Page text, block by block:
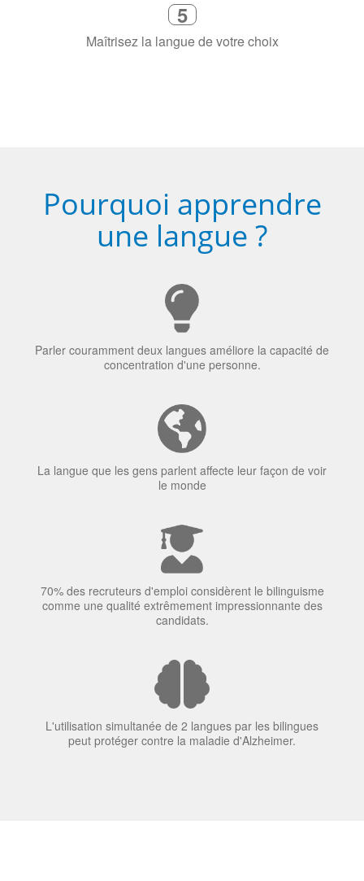
5
Maîtrisez la langue de votre choix
Pourquoi apprendre
une langue ?
Parler couramment deux langues améliore la capacité de
concentration d'une personne.
La langue que les gens parlent affecte leur façon de voir
le monde
70% des recruteurs d'emploi considèrent le bilinguisme
comme une qualité extrêmement impressionnante des
candidats.
L'utilisation simultanée de 2 langues par les bilingues
peut protéger contre la maladie d'Alzheimer.